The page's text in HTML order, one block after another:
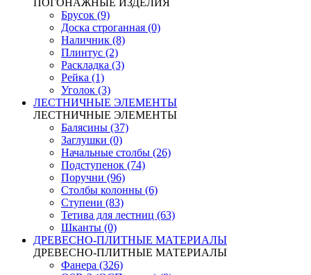
Брусок (9)
Доска строганная (0)
Наличник (8)
Плинтус (2)
Раскладка (3)
Рейка (1)
Уголок (3)
ЛЕСТНИЧНЫЕ ЭЛЕМЕНТЫ
ЛЕСТНИЧНЫЕ ЭЛЕМЕНТЫ
Балясины (37)
Заглушки (0)
Начальные столбы (26)
Подступенок (74)
Поручни (96)
Столбы колонны (6)
Ступени (83)
Тетива для лестниц (63)
Шканты (0)
ДРЕВЕСНО-ПЛИТНЫЕ МАТЕРИАЛЫ
ДРЕВЕСНО-ПЛИТНЫЕ МАТЕРИАЛЫ
Фанера (326)